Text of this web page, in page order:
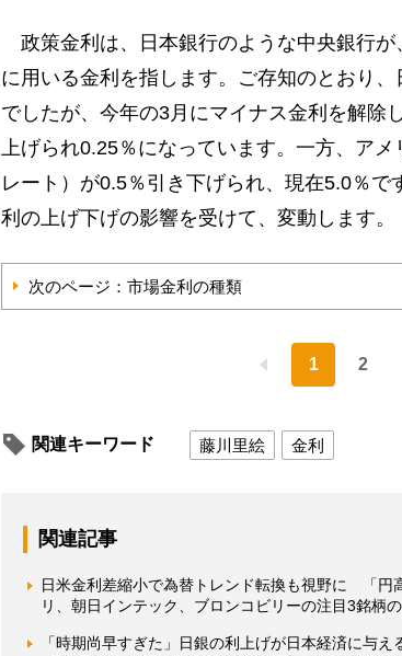
政策金利は、日本銀行のような中央銀行
に用いる金利を指します。ご存知のとおり
でしたが、今年の3月にマイナス金利を解除
上げられ0.25％になっています。一方、ア
レート）が0.5％引き下げられ、現在5.0％
利の上げ下げの影響を受けて、変動します。
次のページ：市場金利の種類
1 2
関連キーワード 藤川里絵 金利
関連記事
日米金利差縮小で為替トレンド転換も視野に 「円
リ、朝日インテック、ブロンコビリーの注目3銘柄
「時期尚早すぎた」日銀の利上げが日本経済に与